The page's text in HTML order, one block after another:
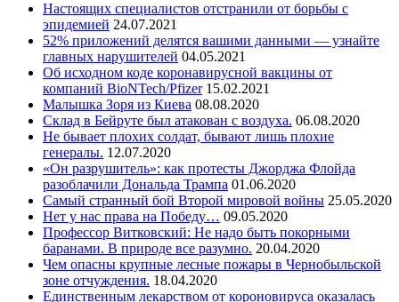
Настоящих специалистов отстранили от борьбы с
эпидемией 24.07.2021
52% приложений делятся вашими данными — узнайте
главных нарушителей 04.05.2021
Об исходном коде коронавирусной вакцины от
компаний BioNTech/Pfizer 15.02.2021
Малышка Зоря из Киева 08.08.2020
Склад в Бейруте был атакован с воздуха. 06.08.2020
Не бывает плохих солдат, бывают лишь плохие
генералы. 12.07.2020
«Он разрушитель»: как протесты Джорджа Флойда
разоблачили Дональда Трампа 01.06.2020
Самый странный бой Второй мировой войны 25.05.2020
Нет у нас права на Победу… 09.05.2020
Профессор Витковский: Не надо быть покорными
баранами. В природе все разумно. 20.04.2020
Чем опасны крупные лесные пожары в Чернобыльской
зоне отчуждения. 18.04.2020
Единственным лекарством от короновируса оказалась